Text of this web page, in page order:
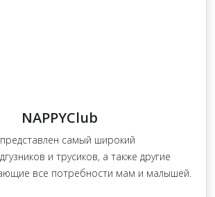
NAPPYClub
самый широкий
и трусиков, а также другие
все потребности мам и малышей.